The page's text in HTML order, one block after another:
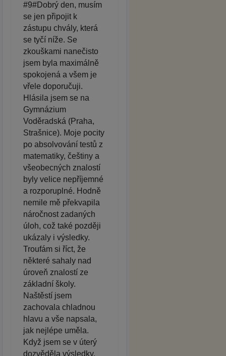
#9#Dobrý den, musím
se jen připojit k
zástupu chvály, která
se tyčí níže. Se
zkouškami nanečisto
jsem byla maximálně
spokojená a všem je
vřele doporučuji.
Hlásila jsem se na
Gymnázium
Voděradská (Praha,
Strašnice). Moje pocity
po absolvování testů z
matematiky, češtiny a
všeobecných znalostí
byly velice nepříjemné
a rozporuplné. Hodně
nemile mě překvapila
náročnost zadaných
úloh, což také později
ukázaly i výsledky.
Troufám si říct, že
některé sahaly nad
úroveň znalostí ze
základní školy.
Naštěstí jsem
zachovala chladnou
hlavu a vše napsala,
jak nejlépe uměla.
Když jsem se v úterý
dozvěděla výsledky,